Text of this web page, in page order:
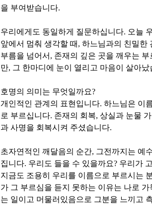
을 부여받습니다.
우리에게도 동일하게 질문하십니다. 오늘
앞에서 멈춰 생각할 때 , 하느님과의 친밀한
부름을 넘어서 , 존재의 깊은 곳을 깨우는
만, 그 한마디에 눈이 열리고 마음이 살아났
호명의 의미는 무엇일까요?
개인적인 관계의 표현입니다. 하느님은 이
로 부르십니다. 존재의 회복, 상실과 눈물
과 사명을 회복시켜 주셨습니다.
초자연적인 깨달음의 순간, 그전까지는 예
집니다. 우리도 들을 수 있을까요? 우리가
지금도 조용히 우리를 이름으로 부르시는
가 그 부르심을 듣지 못하는 이유는 나로
는 일이고 머물러있음으로 그분을 느끼고